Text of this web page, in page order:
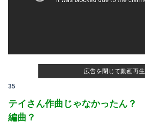
35
テイさん作曲じゃなかったん？
編曲？
広告を閉じて動画再生